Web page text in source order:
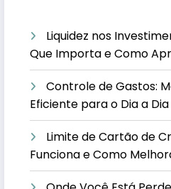
Liquidez nos
Que Importa e Como
Controle de Gastos:
Eficiente para o Dia a Dia
Limite de Cartão de
Funciona e Como